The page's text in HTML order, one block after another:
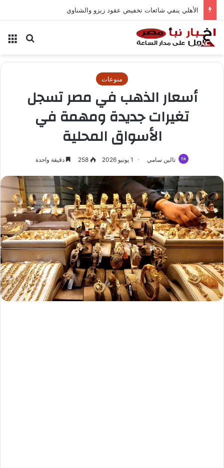
الأهلي ينفي شائعات تخفيض عقود زيزو والشناوي
بحث
منوعات
أسعار الذهب في مصر تسجل
تغيرات جديدة ومهمة في
الأسواق المحلية
تالين سامي 1 يونيو 2026 258 دقيقة واحدة